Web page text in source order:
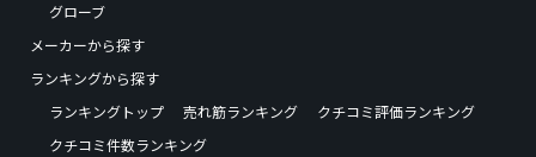
グローブ
メーカーから探す
ランキングから探す
ランキングトップ
売れ筋ランキング
クチコミ評価ランキング
クチコミ件数ランキング